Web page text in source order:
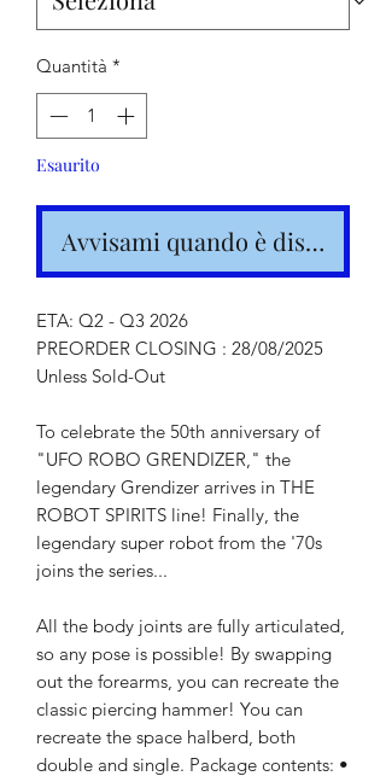
Quantità *
Esaurito
Avvisami quando è disponibile
ETA: Q2 - Q3 2026
PREORDER CLOSING : 28/08/2025
Unless Sold-Out
To celebrate the 50th anniversary of
"UFO ROBO GRENDIZER," the
legendary Grendizer arrives in THE
ROBOT SPIRITS line! Finally, the
legendary super robot from the '70s
joins the series...
All the body joints are fully articulated,
so any pose is possible! By swapping
out the forearms, you can recreate the
classic piercing hammer! You can
recreate the space halberd, both
double and single. Package contents: •